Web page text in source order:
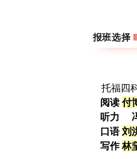
报班选择
托福四
阅读 付
听力
口语刘
写作林